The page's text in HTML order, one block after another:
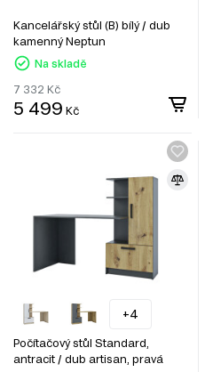
Kancelářský stůl (B) bílý / dub
kamenný Neptun
Na skladě
7 332 Kč
5 499 Kč
+4
Počítačový stůl Standard,
antracit / dub artisan, pravá